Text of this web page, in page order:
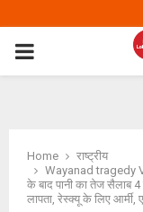
PRIMARY
Home
राष्ट्रीय
Wayanad tragedy
के बाद पानी का तेज सैलाब
लापता, रेस्क्यू के लिए आर्मी,